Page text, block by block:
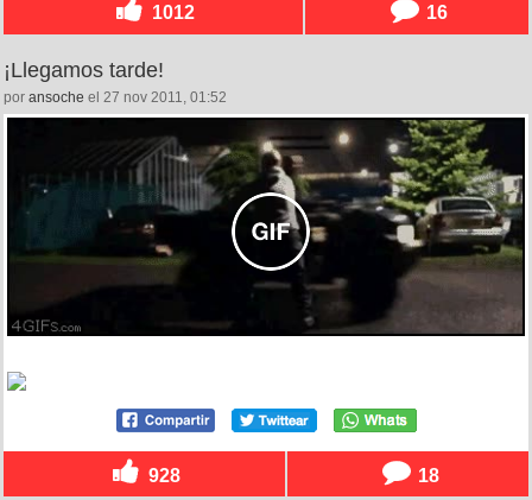
1012 16
¡Llegamos tarde!
por ansoche el 27 nov 2011, 01:52
928 18